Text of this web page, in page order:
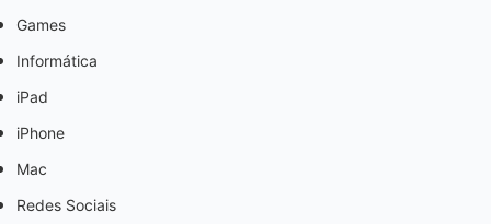
Games
Informática
iPad
iPhone
Mac
Redes Sociais